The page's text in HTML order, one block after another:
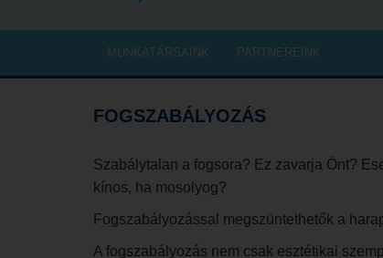
MUNKATÁRSAINK PARTNEREINK
FOGSZABÁLYOZÁS
Szabálytalan a fogsora? Ez zavarja Önt?
kínos, ha mosolyog?
Fogszabályozással megszüntethetők a
A fogszabályozás nem csak esztétikai